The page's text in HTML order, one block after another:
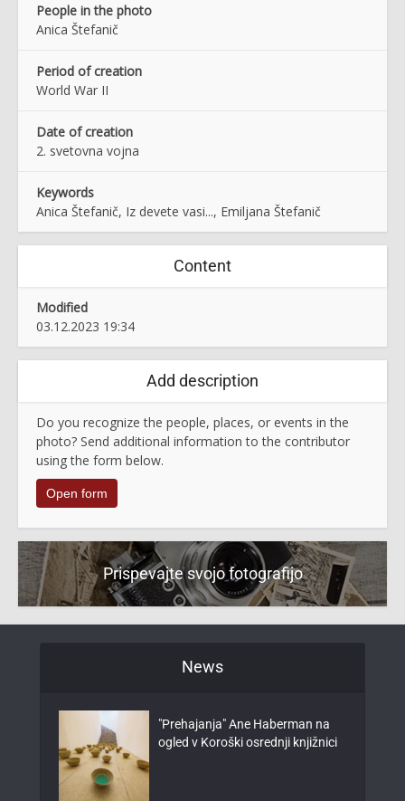
People in the photo
Anica Štefanič
Period of creation
World War II
Date of creation
2. svetovna vojna
Keywords
Anica Štefanič, Iz devete vasi..., Emiljana Štefanič
Content
Modified
03.12.2023 19:34
Add description
Do you recognize the people, places, or events in the
photo? Send additional information to the contributor
using the form below.
Open form
Prispevajte svojo fotografijo
News
"Prehajanja" Ane Haberman na
ogled v Koroški osrednji knjižnici